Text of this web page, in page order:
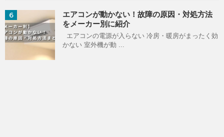
6
エアコンが動かない！故障の原因・対処方法
をメーカー別に紹介
エアコンの電源が入らない 冷房・暖房がまったく効
かない 室外機が動 ...